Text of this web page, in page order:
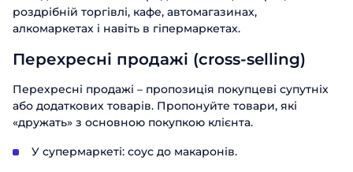
роздрібній торгівлі, кафе, автомагазинах,
алкомаркетах і навіть в гіпермаркетах.
Перехресні продажі (cross-selling)
Перехресні продажі – пропозиція покупцеві супутніх
або додаткових товарів. Пропонуйте товари, які
«дружать» з основною покупкою клієнта.
У супермаркеті: соус до макаронів.